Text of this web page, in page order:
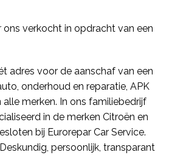
verkocht in opdracht van een
adres voor de aanschaf van een
onderhoud en reparatie, APK
merken. In ons familiebedrijf
in de merken Citroën en
bij Eurorepar Car Service.
persoonlijk, transparant